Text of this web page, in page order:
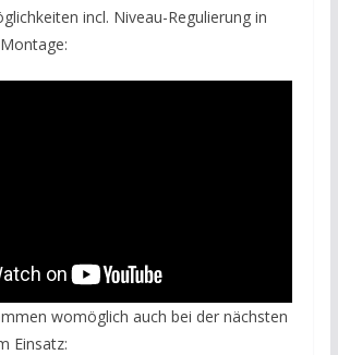
incl. Niveau-Regulierung in
womöglich auch bei der nächsten
Einsatz: